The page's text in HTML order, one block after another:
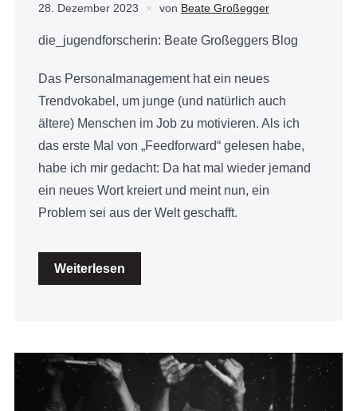
28. Dezember 2023 von Beate Großegger
die_jugendforscherin: Beate Großeggers Blog
Das Personalmanagement hat ein neues
Trendvokabel, um junge (und natürlich auch
ältere) Menschen im Job zu motivieren. Als ich
das erste Mal von „Feedforward“ gelesen habe,
habe ich mir gedacht: Da hat mal wieder jemand
ein neues Wort kreiert und meint nun, ein
Problem sei aus der Welt geschafft.
Weiterlesen